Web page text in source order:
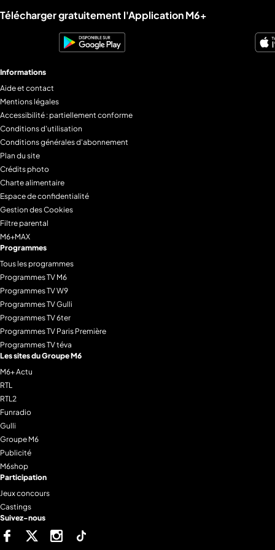
Liens utiles M6+.
Télécharger gratuitement l'Application M6+
Informations
Aide et contact
Mentions légales
Accessibilité : partiellement conforme
Conditions d'utilisation
Conditions générales d'abonnement
Plan du site
Crédits photo
Charte alimentaire
Espace de confidentialité
Gestion des Cookies
Filtre parental
M6+MAX
Programmes
Tous les programmes
Programmes TV M6
Programmes TV W9
Programmes TV Gulli
Programmes TV 6ter
Programmes TV Paris Première
Programmes TV téva
Les sites du Groupe M6
M6+ Actu
RTL
RTL2
Funradio
Gulli
Groupe M6
Publicité
M6shop
Participation
Jeux concours
Castings
Suivez-nous
FacebookTwitter Instagram